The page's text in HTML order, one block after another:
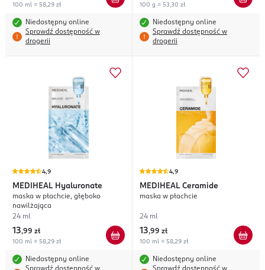
100 ml = 58,29 zł
Niedostępny online
Sprawdź dostępność w
drogerii
100 g = 53,30 zł
Niedostępny online
Sprawdź dostępność w
drogerii
4,9
MEDIHEAL Hyaluronate
maska w płachcie, głęboko
nawilżająca
24 ml
13,99 zł
100 ml = 58,29 zł
Niedostępny online
4,9
MEDIHEAL Ceramide
maska w płachcie
24 ml
13,99 zł
100 ml = 58,29 zł
Niedostępny online